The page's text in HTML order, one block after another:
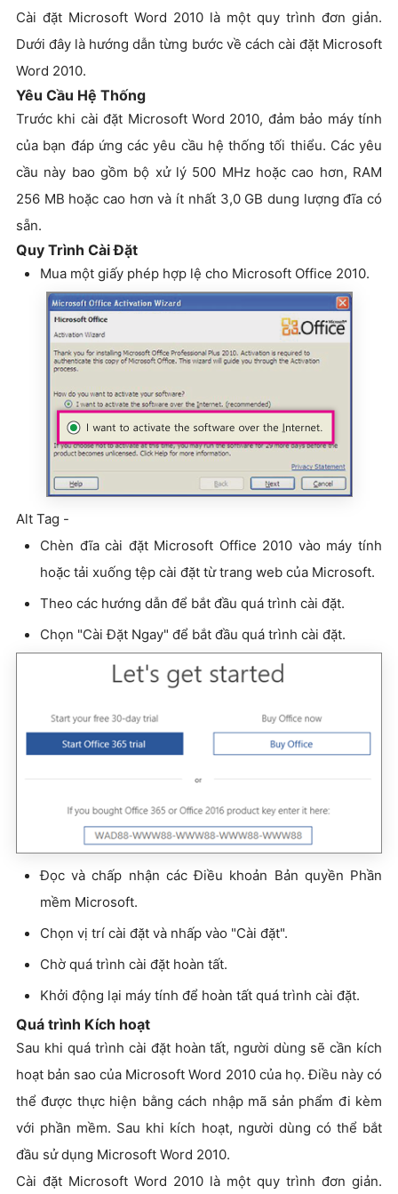
Cài đặt Microsoft Word 2010 là một quy trình đơn giản.
Dưới đây là hướng dẫn từng bước về cách cài đặt Microsoft
Word 2010.
Yêu Cầu Hệ Thống
Trước khi cài đặt Microsoft Word 2010, đảm bảo máy tính
của bạn đáp ứng các yêu cầu hệ thống tối thiểu. Các yêu
cầu này bao gồm bộ xử lý 500 MHz hoặc cao hơn, RAM
256 MB hoặc cao hơn và ít nhất 3,0 GB dung lượng đĩa có
sẵn.
Quy Trình Cài Đặt
Mua một giấy phép hợp lệ cho Microsoft Office 2010.
Alt Tag -
Chèn đĩa cài đặt Microsoft Office 2010 vào máy tính
hoặc tải xuống tệp cài đặt từ trang web của Microsoft.
Theo các hướng dẫn để bắt đầu quá trình cài đặt.
Chọn "Cài Đặt Ngay" để bắt đầu quá trình cài đặt.
Đọc và chấp nhận các Điều khoản Bản quyền Phần
mềm Microsoft.
Chọn vị trí cài đặt và nhấp vào "Cài đặt".
Chờ quá trình cài đặt hoàn tất.
Khởi động lại máy tính để hoàn tất quá trình cài đặt.
Quá trình Kích hoạt
Sau khi quá trình cài đặt hoàn tất, người dùng sẽ cần kích
hoạt bản sao của Microsoft Word 2010 của họ. Điều này có
thể được thực hiện bằng cách nhập mã sản phẩm đi kèm
với phần mềm. Sau khi kích hoạt, người dùng có thể bắt
đầu sử dụng Microsoft Word 2010.
Cài đặt Microsoft Word 2010 là một quy trình đơn giản.